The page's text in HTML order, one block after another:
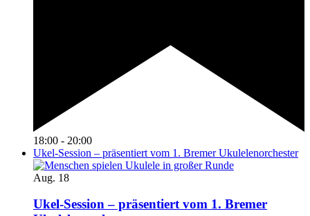
18:00 - 20:00
Ukel-Session – präsentiert vom 1. Bremer Ukulelenorchester
Aug. 18
Ukel-Session – präsentiert vom 1. Bremer